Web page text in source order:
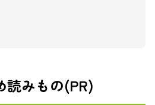
読みもの(PR)